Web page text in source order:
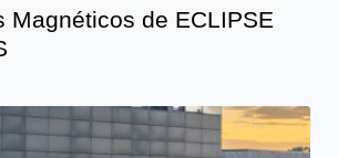
Magnéticos de ECLIPSE